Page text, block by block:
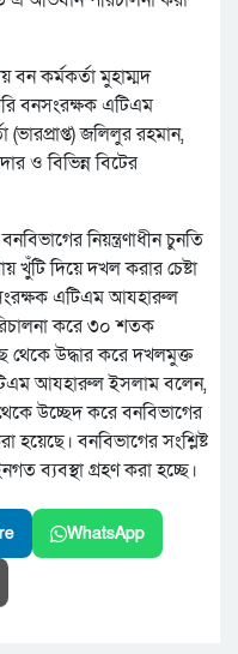
বন কর্মকর্তা মুহাম্মদ
বনসংরক্ষক এটিএম
জলিলুর রহমান,
ও বিভিন্ন বিটের
নিয়ন্ত্রণাধীন চুনতি
খু্ঁটি দিয়ে দখল করার চেষ্টা
এটিএম আযহারুল
করে ৩০ শতক
থেকে উদ্ধার করে দখলমুক্ত
আযহারুল ইসলাম বলেন,
উচ্ছেদ করে বনবিভাগের
বনবিভাগের সংশ্লিষ্ট
ব্যবস্থা গ্রহণ করা হচ্ছে।
WhatsApp